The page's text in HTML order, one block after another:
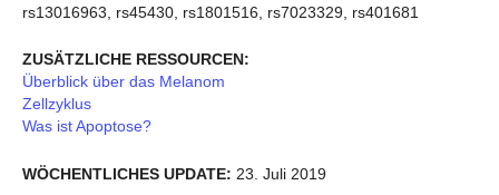
rs13016963, rs45430, rs1801516, rs7023329, rs401681
ZUSÄTZLICHE RESSOURCEN:
Überblick über das Melanom
Zellzyklus
Was ist Apoptose?
WÖCHENTLICHES UPDATE: 23. Juli 2019